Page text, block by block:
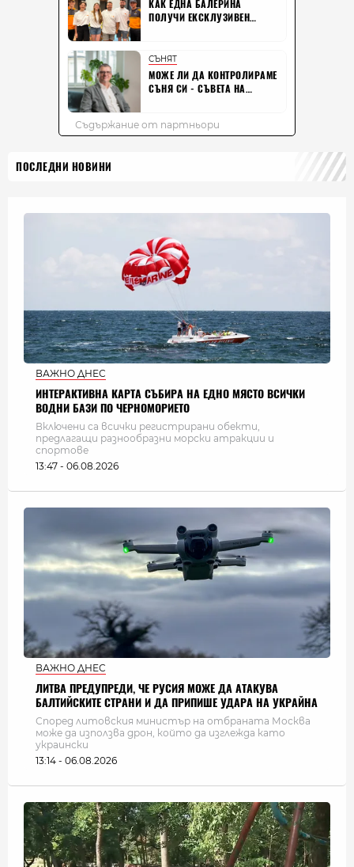
ПОСЛЕДНИ НОВИНИ
ВАЖНО ДНЕС
ИНТЕРАКТИВНА КАРТА СЪБИРА НА ЕДНО МЯСТО ВСИЧКИ
ВОДНИ БАЗИ ПО ЧЕРНОМОРИЕТО
Включени са всички регистрирани обекти,
предлагащи разнообразни морски атракции и
спортове
13:47 - 06.08.2026
ВАЖНО ДНЕС
ЛИТВА ПРЕДУПРЕДИ, ЧЕ РУСИЯ МОЖЕ ДА АТАКУВА
БАЛТИЙСКИТЕ СТРАНИ И ДА ПРИПИШЕ УДАРА НА УКРАЙНА
Според литовския министър на отбраната Москва
може да използва дрон, който да изглежда като
украински
13:14 - 06.08.2026